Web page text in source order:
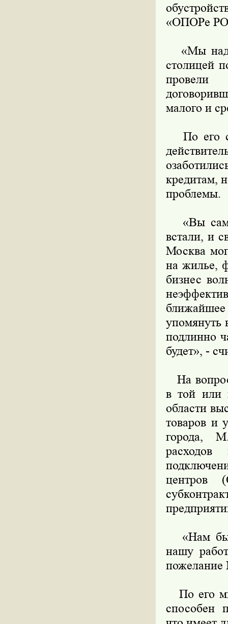
«ОПОРе
«Мы
столицей
малого и
По его
кредитам,
проблемы.
«Вы сами
встали, и
Москва
на жилье,
бизнес
упомянуть
подлинно
будет», -
На
в той или
области
товаров и
города,
расходов
центров
«Нам бы
нашу
По его
способен